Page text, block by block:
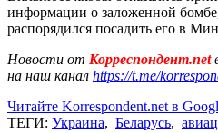
информации о заложенной
распорядился посадить его в
Новости от Корреспондент.net
на наш канал https://t.me/
Читайте Korrespondent.net в
ТЕГИ: Украина, Беларусь,